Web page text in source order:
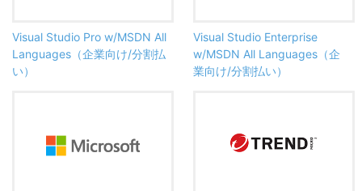
Visual Studio Pro w/MSDN All
Languages（企業向け/分割払
い）
Visual Studio Enterprise
w/MSDN All Languages（企
業向け/分割払い）